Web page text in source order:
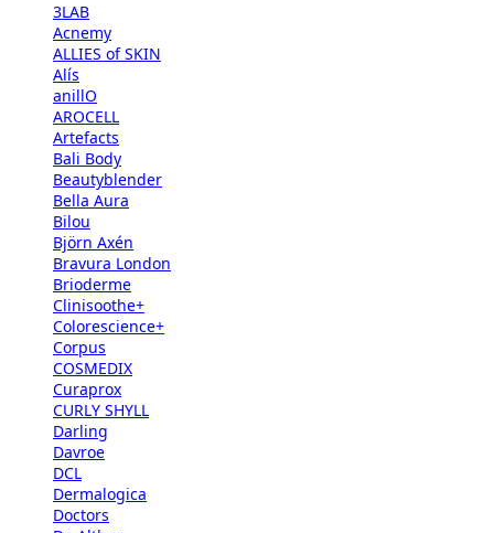
3LAB
Acnemy
ALLIES of SKIN
Alís
anillO
AROCELL
Artefacts
Bali Body
Beautyblender
Bella Aura
Bilou
Björn Axén
Bravura London
Brioderme
Clinisoothe+
Colorescience+
Corpus
COSMEDIX
Curaprox
CURLY SHYLL
Darling
Davroe
DCL
Dermalogica
Doctors